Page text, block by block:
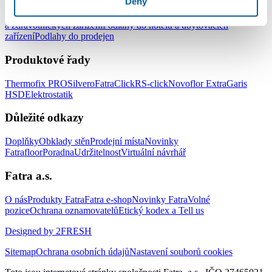
Podlahy do kanceláříPodlahy do škol a školekPodlahy do nemocnic
a zdravotnických zařízeníPodlahy do hotelů a ubytovacích
zařízeníPodlahy do prodejen
Produktové řady
Thermofix PROSilveroFatraClickRS-clickNovoflor ExtraGaris
HSDElektrostatik
Důležité odkazy
DoplňkyObklady stěnProdejní místaNovinky
FatrafloorPoradnaUdržitelnostVirtuální návrhář
Fatra a.s.
O násProdukty FatraFatra e-shopNovinky FatraVolné
poziceOchrana oznamovatelůEtický kodex a Tell us
Designed by 2FRESH
SitemapOchrana osobních údajůNastavení souborů cookies